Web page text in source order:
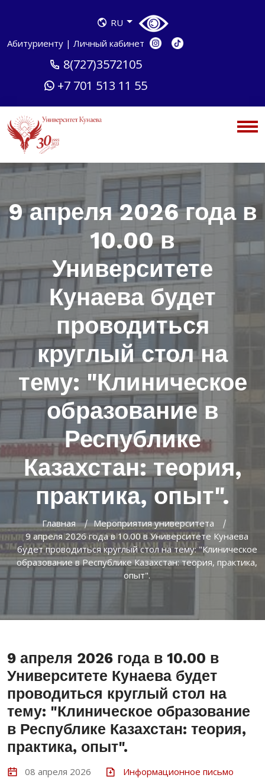
RU
Абитуриенту | Личный кабинет
8(727)3572105
+7 701 513 11 55
9 апреля 2026 года в
10.00 в
Университете
Кунаева будет
проводиться
круглый стол на
тему: "Клиническое
образование в
Республике
Казахстан: теория,
практика, опыт".
Главная
Мероприятия университета
9 апреля 2026 года в 10.00 в Университете Кунаева
будет проводиться круглый стол на тему: "Клиническое
образование в Республике Казахстан: теория, практика,
опыт".
9 апреля 2026 года в 10.00 в
Университете Кунаева будет
проводиться круглый стол на
тему: "Клиническое образование
в Республике Казахстан: теория,
практика, опыт".
08 апреля 2026 Информационное письмо